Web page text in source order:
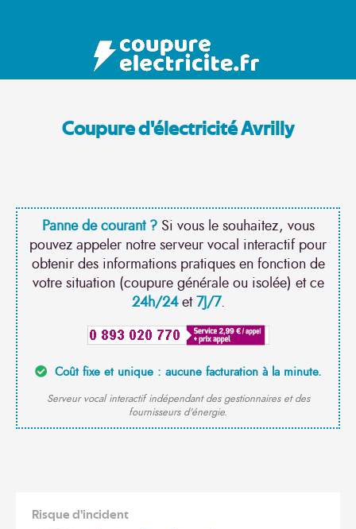
Coupure d'électricité Avrilly
Panne de courant ?Si vous le souhaitez, vous
pouvez appeler notre serveur vocal interactif pour
obtenir des informations pratiques en fonction de
votre situation (coupure générale ou isolée) et ce
24h/24et7J/7.
Coût fixe et unique : aucune facturation à la minute.
Serveur vocal interactif indépendant des gestionnaires et des
fournisseurs d'énergie.
Risque d'incident